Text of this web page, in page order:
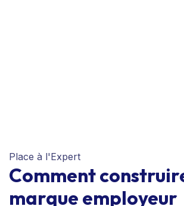
Place à l'Expert
Comment
marque employeur